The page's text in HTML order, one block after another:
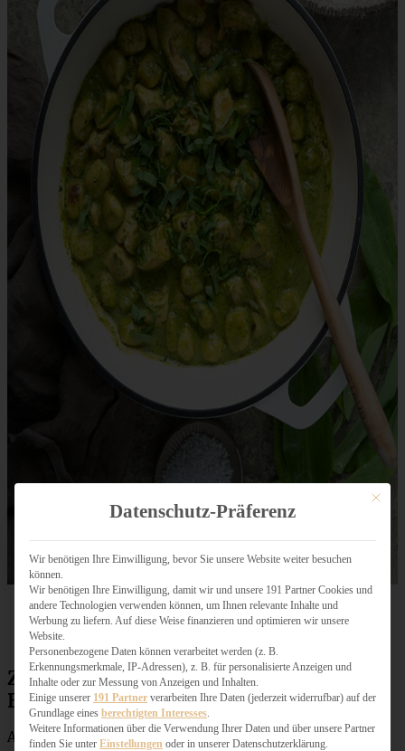
Zutaten One Pot Gnocchi-Pfanne mit
Bärlauchrahm und Hühnchen
Ausreichend für 3 Portionen:
Mit
Datenschutz-Präferenz
Wir benötigen Ihre Einwilligung, bevor Sie unsere Website weiter besuchen
können.
Wir benötigen Ihre Einwilligung, damit wir und unsere 191 Partner Cookies und
andere Technologien verwenden können, um Ihnen relevante Inhalte und
Werbung zu liefern. Auf diese Weise finanzieren und optimieren wir unsere
Website.
Personenbezogene Daten können verarbeitet werden (z. B.
Erkennungsmerkmale, IP-Adressen), z. B. für personalisierte Anzeigen und
Inhalte oder zur Messung von Anzeigen und Inhalten.
Einige unserer 191 Partner verarbeiten Ihre Daten (jederzeit widerrufbar) auf der
Grundlage eines berechtigten Interesses
Weitere Informationen über die Verwendung Ihrer Daten und über unsere Partner
finden Sie unter Einstellungen oder in unserer Datenschutzerklärung.